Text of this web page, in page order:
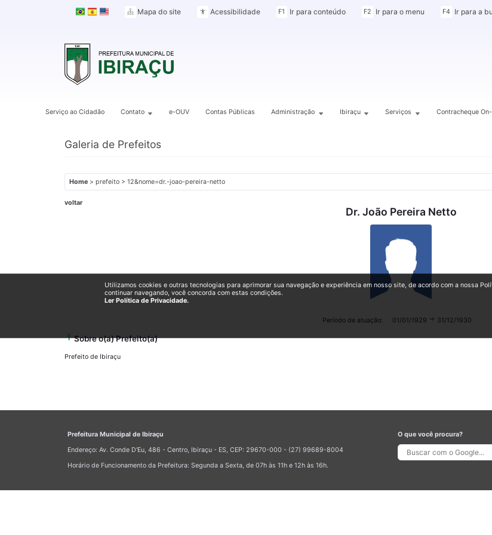
Utilizamos cookies e outras tecnologias para aprimorar sua navegação e experiência em nosso site, de acordo com a nossa
continuar navegando, você concorda com estas condições.
Ler Política de Privacidade.
Mapa do site Acessibilidade Ir para conteúdo
F1 Ir para o menu
F2 Ir para a
F4
Serviço ao Cidadão Contato e-OUV Contas Públicas Administração Ibiraçu Serviços Contracheque
Galeria de Prefeitos
Home> prefeito > 12&nome=dr.-joao-pereira-netto
voltar
Dr. João Pereira Netto
Período de atuação: 01/01/1929 arrow_right_alt 31/12/1930
info_iSobre o(a) Prefeito(a)
Prefeito de Ibiraçu
Prefeitura Municipal de Ibiraçu
Endereço: Av. Conde D'Eu, 486 - Centro, Ibiraçu - ES, CEP: 29670-000 - (27) 99689-8004
Horário de Funcionamento da Prefeitura: Segunda a Sexta, de 07h às 11h e 12h às 16h.
O que você procura?